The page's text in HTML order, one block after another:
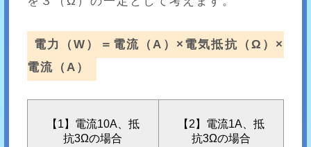
電力（W）＝電流（A）×電気抵抗（Ω）×
電流（A）
【1】電流10A、抵
抗3Ωの場合
【2】電流1A、抵
抗3Ωの場合